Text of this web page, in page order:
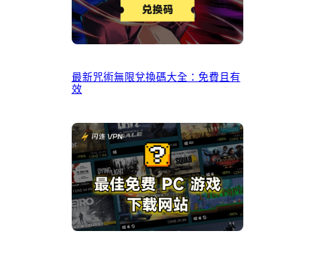
最新咒術無限兌換碼大全：免費且有
效